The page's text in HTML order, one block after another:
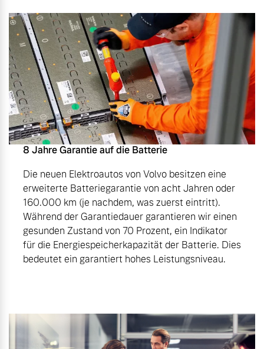
8 Jahre Garantie auf die Batterie
Die neuen Elektroautos von Volvo besitzen eine
erweiterte Batteriegarantie von acht Jahren oder
160.000 km (je nachdem, was zuerst eintritt).
Während der Garantiedauer garantieren wir einen
gesunden Zustand von 70 Prozent, ein Indikator
für die Energiespeicherkapazität der Batterie. Dies
bedeutet ein garantiert hohes Leistungsniveau.